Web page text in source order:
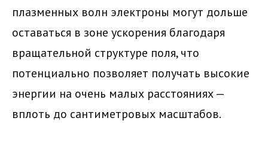
плазменных волн электроны могут дольше
оставаться в зоне ускорения благодаря
вращательной структуре поля, что
потенциально позволяет получать высокие
энергии на очень малых расстояниях —
вплоть до сантиметровых масштабов.